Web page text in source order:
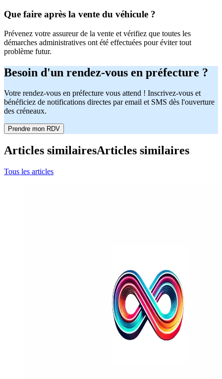
Que faire après la vente du véhicule ?
Prévenez votre assureur de la vente et vérifiez que toutes les
démarches administratives ont été effectuées pour éviter tout
problème futur.
Besoin d'un rendez-vous en préfecture ?
Votre rendez-vous en préfecture vous attend ! Inscrivez-vous et
bénéficiez de notifications directes par email et SMS dès l'ouverture
des créneaux.
Prendre mon RDV
Articles similairesArticles similaires
Tous les articles